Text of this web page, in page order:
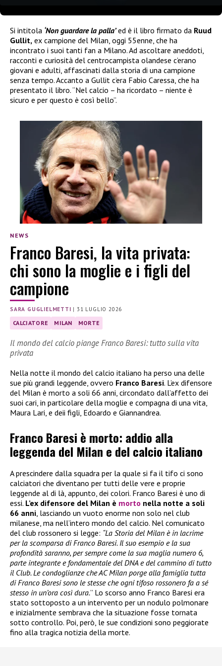
Si intitola ‘Non guardare la palla’ed è il libro firmato da Ruud
Gullit, ex campione del Milan, oggi 55enne, che ha
incontrato i suoi tanti fan a Milano. Ad ascoltare aneddoti,
racconti e curiosità del centrocampista olandese c’erano
giovani e adulti, affascinati dalla storia di una campione
senza tempo. Accanto a Gullit c’era Fabio Caressa, che ha
presentato il libro. “Nel calcio – ha ricordato – niente è
sicuro e per questo è così bello”.
NEWS
Franco Baresi, la vita privata:
chi sono la moglie e i figli del
campione
SARA GUGLIELMETTI |31 LUGLIO 2026
CALCIATORE MILAN MORTE
Il mondo del calcio piange Franco Baresi: tutto sulla vita
privata
Nella notte il mondo del calcio italiano ha perso una delle
sue più grandi leggende, ovvero Franco Baresi. L’ex difensore
del Milan è morto a soli 66 anni, circondato dall’affetto dei
suoi cari, in particolare della moglie e compagna di una vita,
Maura Lari, e deii figli, Edoardo e Giannandrea.
Franco Baresi è morto: addio alla
leggenda del Milan e del calcio italiano
A prescindere dalla squadra per la quale si fa il tifo ci sono
calciatori che diventano per tutti delle vere e proprie
leggende al di là, appunto, dei colori. Franco Baresi è uno di
essi. L’ex difensore del Milan è morto nella notte a soli
66 anni, lasciando un vuoto enorme non solo nel club
milanese, ma nell’intero mondo del calcio. Nel comunicato
del club rossonero si legge: “La Storia del Milan è in lacrime
per la scomparsa di Franco Baresi. Il suo esempio e la sua
profondità saranno, per sempre come la sua maglia numero 6,
parte integrante e fondamentale del DNA e del cammino di tutto
il Club. Le condoglianze che AC Milan porge alla famiglia tutta
di Franco Baresi sono le stesse che ogni tifoso rossonero fa a sé
stesso in un’ora così dura.” Lo scorso anno Franco Baresi era
stato sottoposto a un intervento per un nodulo polmonare
e inizialmente sembrava che la situazione fosse tornata
sotto controllo. Poi, però, le sue condizioni sono peggiorate
fino alla tragica notizia della morte.